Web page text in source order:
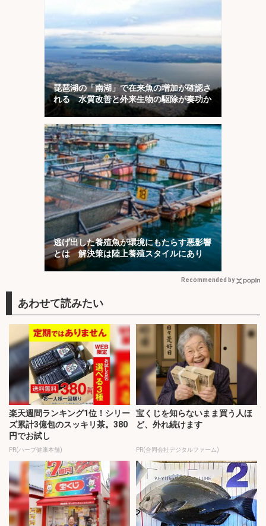
琵琶湖の「南湖」で在来魚の増加が確認さ
れる 水質改善と外来生物の駆除が奏功か
逃げ出した養殖魚が環境にもたらす悪影響
とは 解決策は陸上養殖スタイルにあり
Recommended by
楽天週間ランキング1位！シリー
ズ累計3億包のスッキリ茶。380
円でお試し
PR(ハーブ健康本舗)
宝くじを知らないまま買う人ほ
ど、外れ続けます
PR(合同会社デジタルファーム)